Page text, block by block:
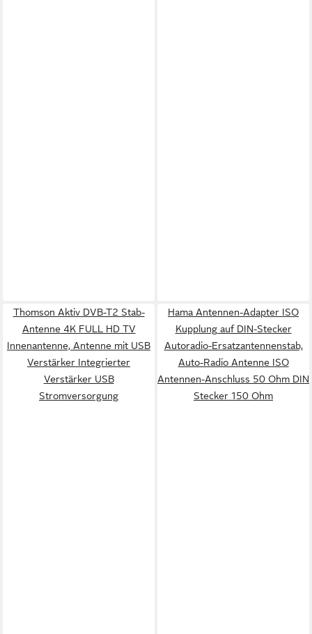
Thomson Aktiv DVB-T2 Stab-
Antenne 4K FULL HD TV
Innenantenne, Antenne mit USB
Verstärker Integrierter
Verstärker USB
Stromversorgung
Hama Antennen-Adapter ISO
Kupplung auf DIN-Stecker
Autoradio-Ersatzantennenstab,
Auto-Radio Antenne ISO
Antennen-Anschluss 50 Ohm DIN
Stecker 150 Ohm